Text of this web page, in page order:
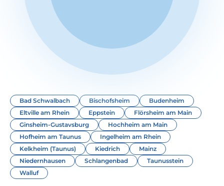
Bad Schwalbach Bischofsheim
Budenheim
Eltville am Rhein
Eppstein
Flörsheim am Main
Ginsheim-Gustavsburg
Hochheim am Main
Hofheim am Taunus
Ingelheim am Rhein
Kelkheim (Taunus)
Kiedrich
Mainz
Niedernhausen
Schlangenbad
Taunusstein
Walluf